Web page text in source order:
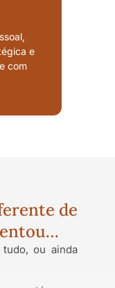
e
com
de
ou ainda